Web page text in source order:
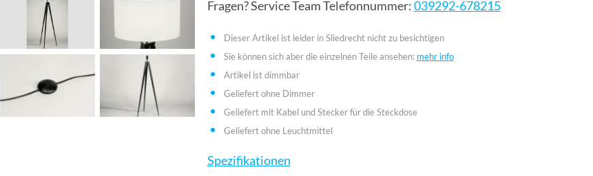
Fragen? Service Team Telefonnummer:039292-678215
Dieser Artikel ist leider in Sliedrecht nicht zu besichtigen
Sie können sich aber die einzelnen Teile ansehen: mehr info
Artikel ist dimmbar
Geliefert ohne Dimmer
Geliefert mit Kabel und Stecker für die Steckdose
Geliefert ohne Leuchtmittel
Spezifikationen